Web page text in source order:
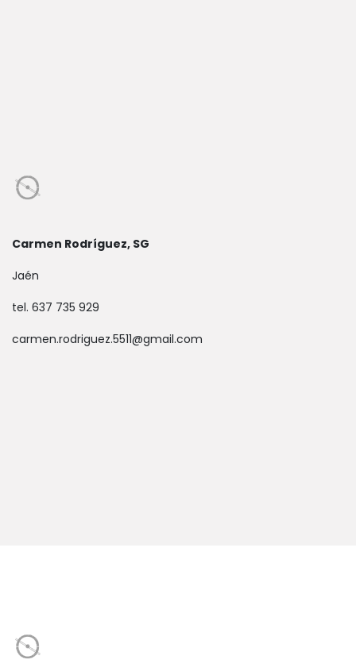
Carmen Rodríguez, SG
Jaén
tel. 637 735 929
carmen.rodriguez.5511@gmail.com